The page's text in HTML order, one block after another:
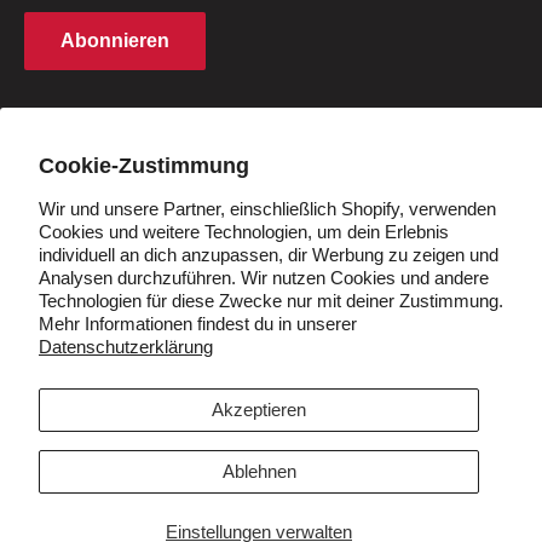
Cookie-Zustimmung
Wir und unsere Partner, einschließlich Shopify, verwenden
Cookies und weitere Technologien, um dein Erlebnis
individuell an dich anzupassen, dir Werbung zu zeigen und
Analysen durchzuführen. Wir nutzen Cookies und andere
Technologien für diese Zwecke nur mit deiner Zustimmung.
Mehr Informationen findest du in unserer
Datenschutzerklärung
Einstellungen verwalten
Akzeptieren
Ablehnen
Rechte an geistigem Eigentum
Cookie -Richtlinie
Partnerprogramm
Studentenrabatt
Abonnieren
Deutschland (EUR €)
Folgen Sie uns
Wir akzeptieren